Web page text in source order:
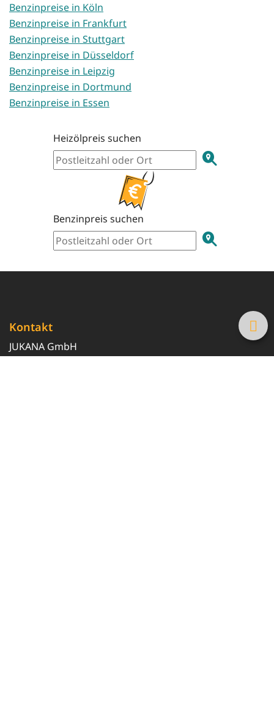
Benzinpreise in Köln
Benzinpreise in Frankfurt
Benzinpreise in Stuttgart
Benzinpreise in Düsseldorf
Benzinpreise in Leipzig
Benzinpreise in Dortmund
Benzinpreise in Essen
Heizölpreis suchen
Benzinpreis suchen
Kontakt
JUKANA GmbH